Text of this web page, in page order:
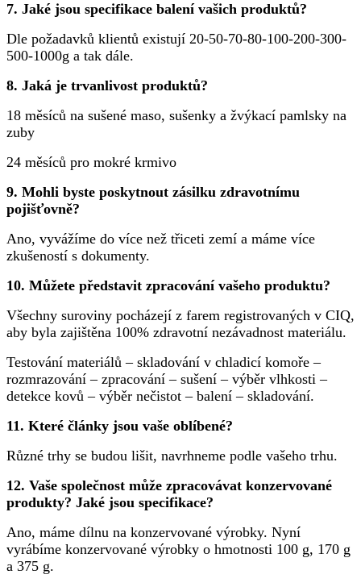
7. Jaké jsou specifikace balení vašich produktů?
Dle požadavků klientů existují 20-50-70-80-100-200-300-
500-1000g a tak dále.
8. Jaká je trvanlivost produktů?
18 měsíců na sušené maso, sušenky a žvýkací pamlsky na
zuby
24 měsíců pro mokré krmivo
9. Mohli byste poskytnout zásilku zdravotnímu
pojišťovně?
Ano, vyvážíme do více než třiceti zemí a máme více
zkušeností s dokumenty.
10. Můžete představit zpracování vašeho produktu?
Všechny suroviny pocházejí z farem registrovaných v CIQ,
aby byla zajištěna 100% zdravotní nezávadnost materiálu.
Testování materiálů – skladování v chladicí komoře –
rozmrazování – zpracování – sušení – výběr vlhkosti –
detekce kovů – výběr nečistot – balení – skladování.
11. Které články jsou vaše oblíbené?
Různé trhy se budou lišit, navrhneme podle vašeho trhu.
12. Vaše společnost může zpracovávat konzervované
produkty? Jaké jsou specifikace?
Ano, máme dílnu na konzervované výrobky. Nyní
vyrábíme konzervované výrobky o hmotnosti 100 g, 170 g
a 375 g.